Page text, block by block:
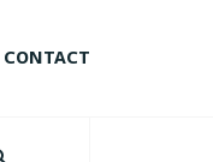
CONTACT